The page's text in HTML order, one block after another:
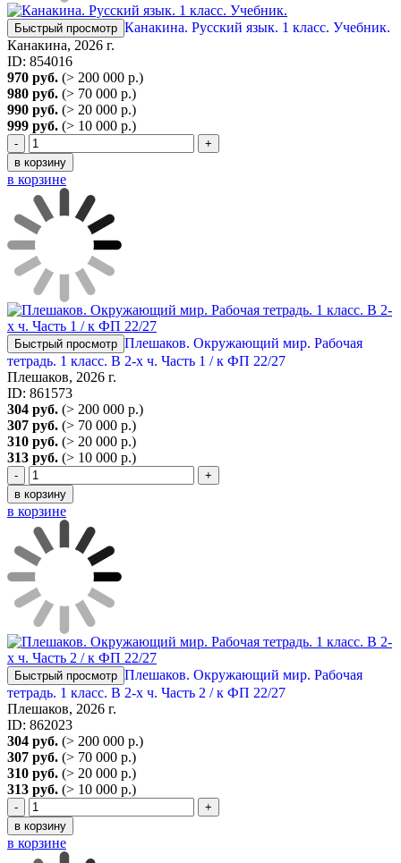
Быстрый просмотр Канакина. Русский язык. 1 класс. Учебник.
Канакина, 2026 г.
ID: 854016
970 руб. (> 200 000 р.)
980 руб. (> 70 000 р.)
990 руб. (> 20 000 р.)
999 руб. (> 10 000 р.)
-
+
в корзину
в корзине
Быстрый просмотр Плешаков. Окружающий мир. Рабочая
тетрадь. 1 класс. В 2-х ч. Часть 1 / к ФП 22/27
Плешаков, 2026 г.
ID: 861573
304 руб. (> 200 000 р.)
307 руб. (> 70 000 р.)
310 руб. (> 20 000 р.)
313 руб. (> 10 000 р.)
-
+
в корзину
в корзине
Быстрый просмотр Плешаков. Окружающий мир. Рабочая
тетрадь. 1 класс. В 2-х ч. Часть 2 / к ФП 22/27
Плешаков, 2026 г.
ID: 862023
304 руб. (> 200 000 р.)
307 руб. (> 70 000 р.)
310 руб. (> 20 000 р.)
313 руб. (> 10 000 р.)
-
+
в корзину
в корзине